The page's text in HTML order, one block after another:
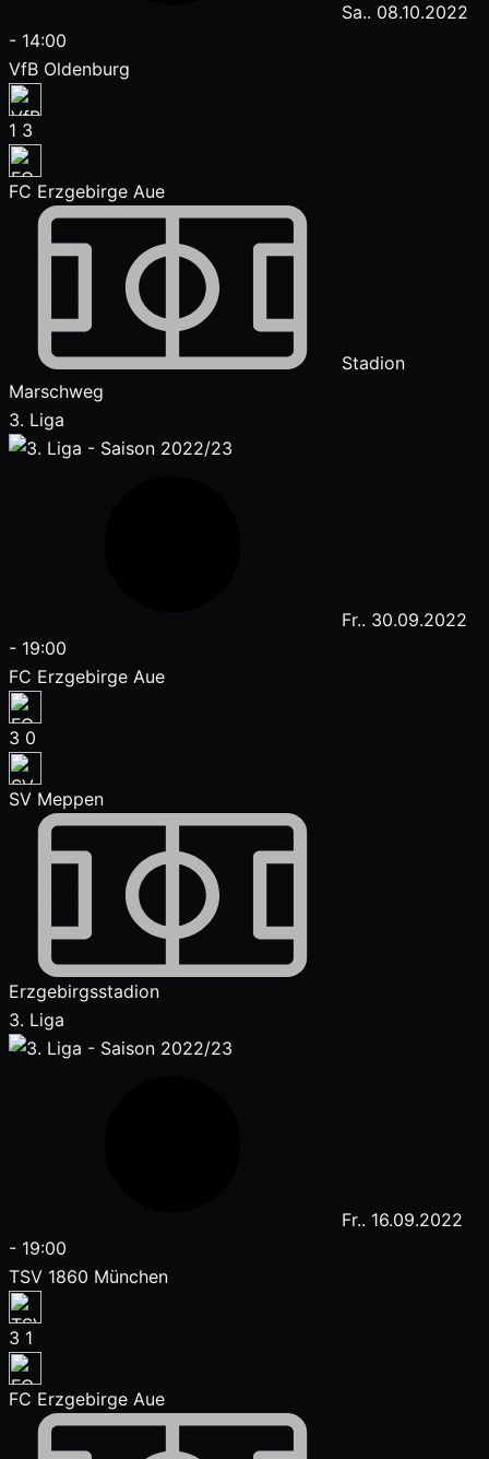
Sa.. 08.10.2022
- 14:00
VfB Oldenburg
1 3
FC Erzgebirge Aue
Stadion
Marschweg
3. Liga
Fr.. 30.09.2022
- 19:00
FC Erzgebirge Aue
3 0
SV Meppen
Erzgebirgsstadion
3. Liga
Fr.. 16.09.2022
- 19:00
TSV 1860 München
3 1
FC Erzgebirge Aue